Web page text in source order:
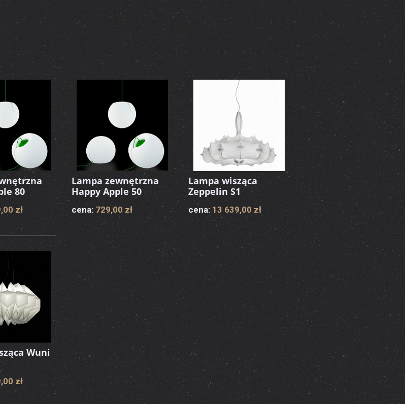
80
zł
Lampa zewnętrzna
Happy Apple 50
cena: 729,00 zł
Lampa wisząca
Zeppelin S1
cena: 13 639,00 zł
Wuni
zł